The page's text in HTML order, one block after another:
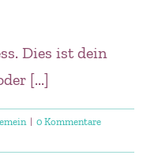
Dies ist dein
[...]
| 0 Kommentare